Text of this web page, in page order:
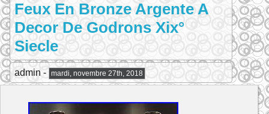
Feux En Bronze Argente A
Decor De Godrons Xix°
Siecle
admin - mardi, novembre 27th, 2018